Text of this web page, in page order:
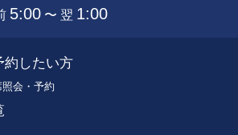
5:00 〜 翌 1:00
約したい方
会・予約